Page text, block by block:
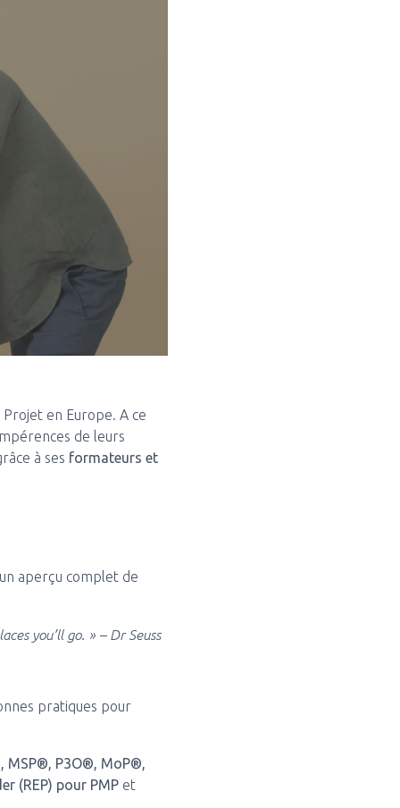
en Europe. A ce
de leurs
à ses formateurs et
aperçu complet de
you’ll go. » – Dr Seuss
pratiques pour
MSP®, P3O®, MoP®,
(REP) pour PMP et